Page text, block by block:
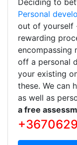
Personal
out of yourself
rewarding
encompassing
off a personal
your existing
these. We can
as well as
a free